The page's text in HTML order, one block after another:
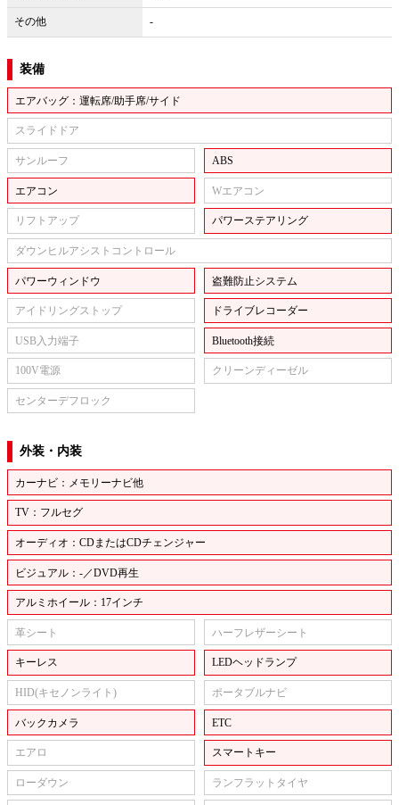
その他 -
装備
エアバッグ：運転席/助手席/サイド
スライドドア
サンルーフ ABS
エアコン Wエアコン
リフトアップ パワーステアリング
ダウンヒルアシストコントロール
パワーウィンドウ 盗難防止システム
アイドリングストップ ドライブレコーダー
USB入力端子 Bluetooth接続
100V電源 クリーンディーゼル
センターデフロック
外装・内装
カーナビ：メモリーナビ他
TV：フルセグ
オーディオ：CDまたはCDチェンジャー
ビジュアル：-／DVD再生
アルミホイール：17インチ
革シート ハーフレザーシート
キーレス LEDヘッドランプ
HID(キセノンライト) ポータブルナビ
バックカメラ ETC
エアロ スマートキー
ローダウン ランフラットタイヤ